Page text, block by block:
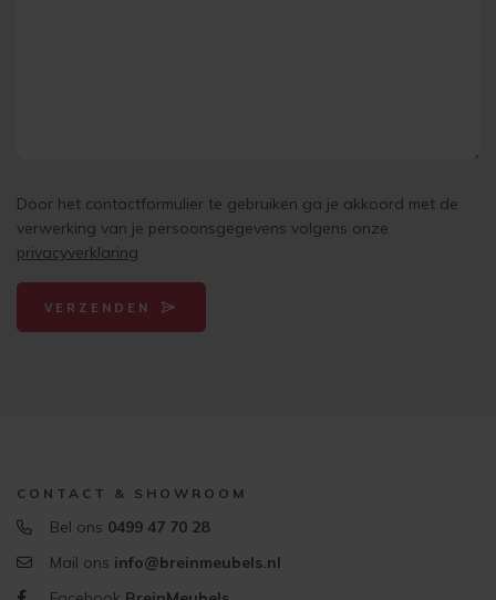
Door het contactformulier te gebruiken ga je akkoord met de
verwerking van je persoonsgegevens volgens onze
privacyverklaring
VERZENDEN
CONTACT & SHOWROOM
Bel ons 0499 47 70 28
Mail ons info@breinmeubels.nl